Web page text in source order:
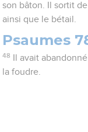
son bâton. Il sortit
ainsi que le bétail.
Psaumes
48
Il avait
la foudre.